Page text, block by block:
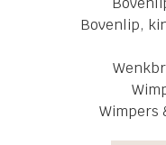
Bovenlip,
Wimpers